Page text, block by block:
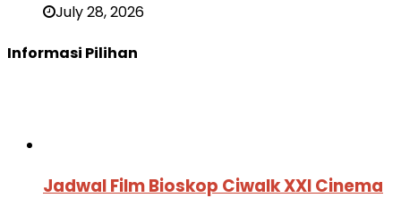
July 28, 2026
Informasi Pilihan
Jadwal Film Bioskop Ciwalk XXI Cinema